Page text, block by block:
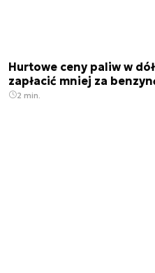
Hurtowe ceny paliw w
zapłacić mniej za
2 min.